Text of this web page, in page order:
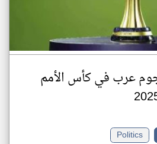
7 نجوم عرب في كأس الأمم
Politics